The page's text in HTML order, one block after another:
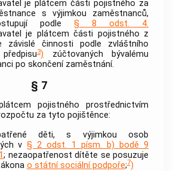
je plátcem části pojistného za
s výjimkou zaměstnanců,
podle§ 8 odst. 4.
je plátcem části pojistného z
závislé činnosti podle zvláštního
3) zúčtovaných bývalému
po skončení zaměstnání.
§ 7
pojistného prostřednictvím
za tyto pojištěnce:
děti, s výjimkou osob
v§ 2 odst. 1 písm. b) bodě 9
; nezaopatřenost dítěte se posuzuje
o státní sociální podpoře;7)